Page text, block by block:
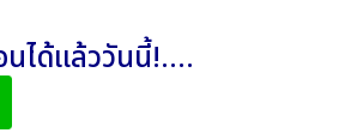
นได้แล้ววันนี้!....